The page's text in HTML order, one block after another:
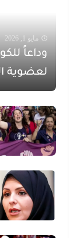
مايو 1, 2026
وداعاً
لعضوية